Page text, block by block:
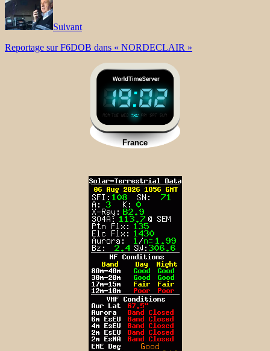
Suivant
Reportage sur F6DOB dans « NORDECLAIR »